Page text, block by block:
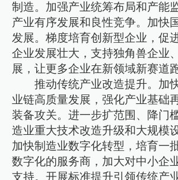
制造。加强产业统筹布局和产能
产业有序发展和良性竞争。加快
发展。梯度培育创新型企业，促
企业发展壮大，支持独角兽企业
展，让更多企业在新领域新赛道
推动传统产业改造提升。加
业链高质量发展，强化产业基础
装备攻关。进一步扩范围、降门
造业重大技术改造升级和大规模
加快制造业数字化转型，培育一
数字化的服务商，加大对中小企
支持。开展标准提升引领传统产